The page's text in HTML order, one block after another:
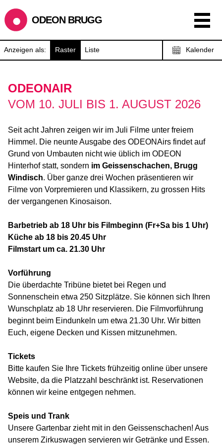
ODEON BRUGG
Anzeigen als: Raster Liste Kalender
ODEONAIR
VOM 10. JULI BIS 1. AUGUST 2026
Seit acht Jahren zeigen wir im Juli Filme unter freiem
Himmel. Die neunte Ausgabe des ODEONAirs findet auf
Grund von Umbauten nicht wie üblich im ODEON
Hinterhof statt, sondern im Geissenschachen, Brugg
Windisch. Über ganze drei Wochen präsentieren wir
Filme von Vorpremieren und Klassikern, zu grossen Hits
der vergangenen Kinosaison.
Barbetrieb ab 18 Uhr bis Filmbeginn (Fr+Sa bis 1 Uhr)
Küche ab 18 bis 20.45 Uhr
Filmstart um ca. 21.30 Uhr
Vorführung
Die überdachte Tribüne bietet bei Regen und
Sonnenschein etwa 250 Sitzplätze. Sie können sich Ihren
Wunschplatz ab 18 Uhr reservieren. Die Filmvorführung
beginnt beim Eindunkeln um etwa 21.30 Uhr. Wir bitten
Euch, eigene Decken und Kissen mitzunehmen.
Tickets
Bitte kaufen Sie Ihre Tickets frühzeitig online über unsere
Website, da die Platzzahl beschränkt ist. Reservationen
können wir keine entgegen nehmen.
Speis und Trank
Unsere Gartenbar zieht mit in den Geissenschachen! Aus
unserem Zirkuswagen servieren wir Getränke und Essen.